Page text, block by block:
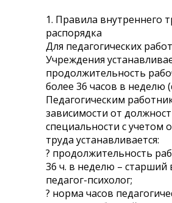
1. Правила внутреннего
распорядка
Для педагогических
Учреждения
продолжительность
более 36 часов в неделю
Педагогическим
зависимости от
специальности с учетом
труда устанавливается:
? продолжительность
36 ч. в неделю – старший
педагог-психолог;
? норма часов